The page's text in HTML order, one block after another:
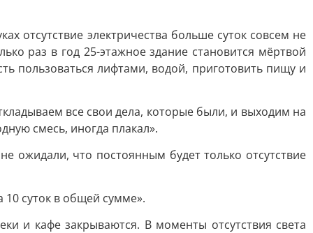
отсутствие электричества больше суток совсем не
раз в год 25-этажное здание становится мёртвой
пользоваться лифтами, водой, приготовить пищу и
все свои дела, которые были, и выходим на
смесь, иногда плакал».
ожидали, что постоянным будет только отсутствие
суток в общей сумме».
и кафе закрываются. В моменты отсутствия света